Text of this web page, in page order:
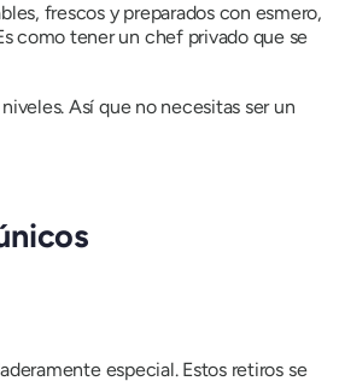
frescos y preparados con esmero,
como tener un chef privado que se
Así que no necesitas ser un
especial. Estos retiros se